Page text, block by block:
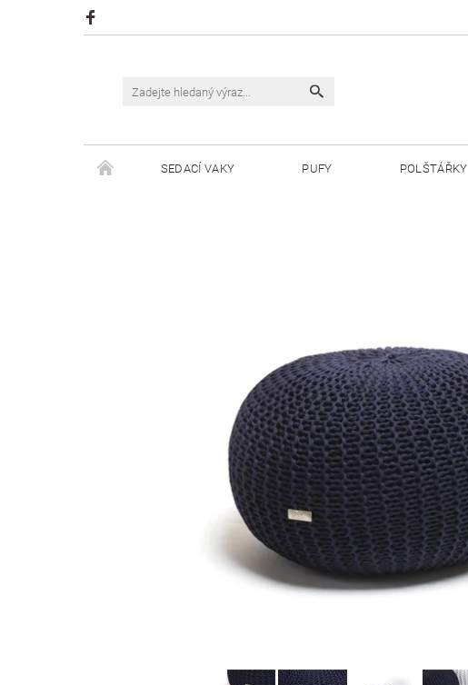
SEDACÍ VAKY PUFY POLŠTÁŘKY